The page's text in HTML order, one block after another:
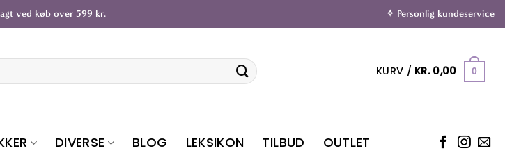
ved køb over 599 kr. ✧ Personlig kundeservice
KURV / KR.0,00 0
DIVERSE BLOG LEKSIKON TILBUD OUTLET